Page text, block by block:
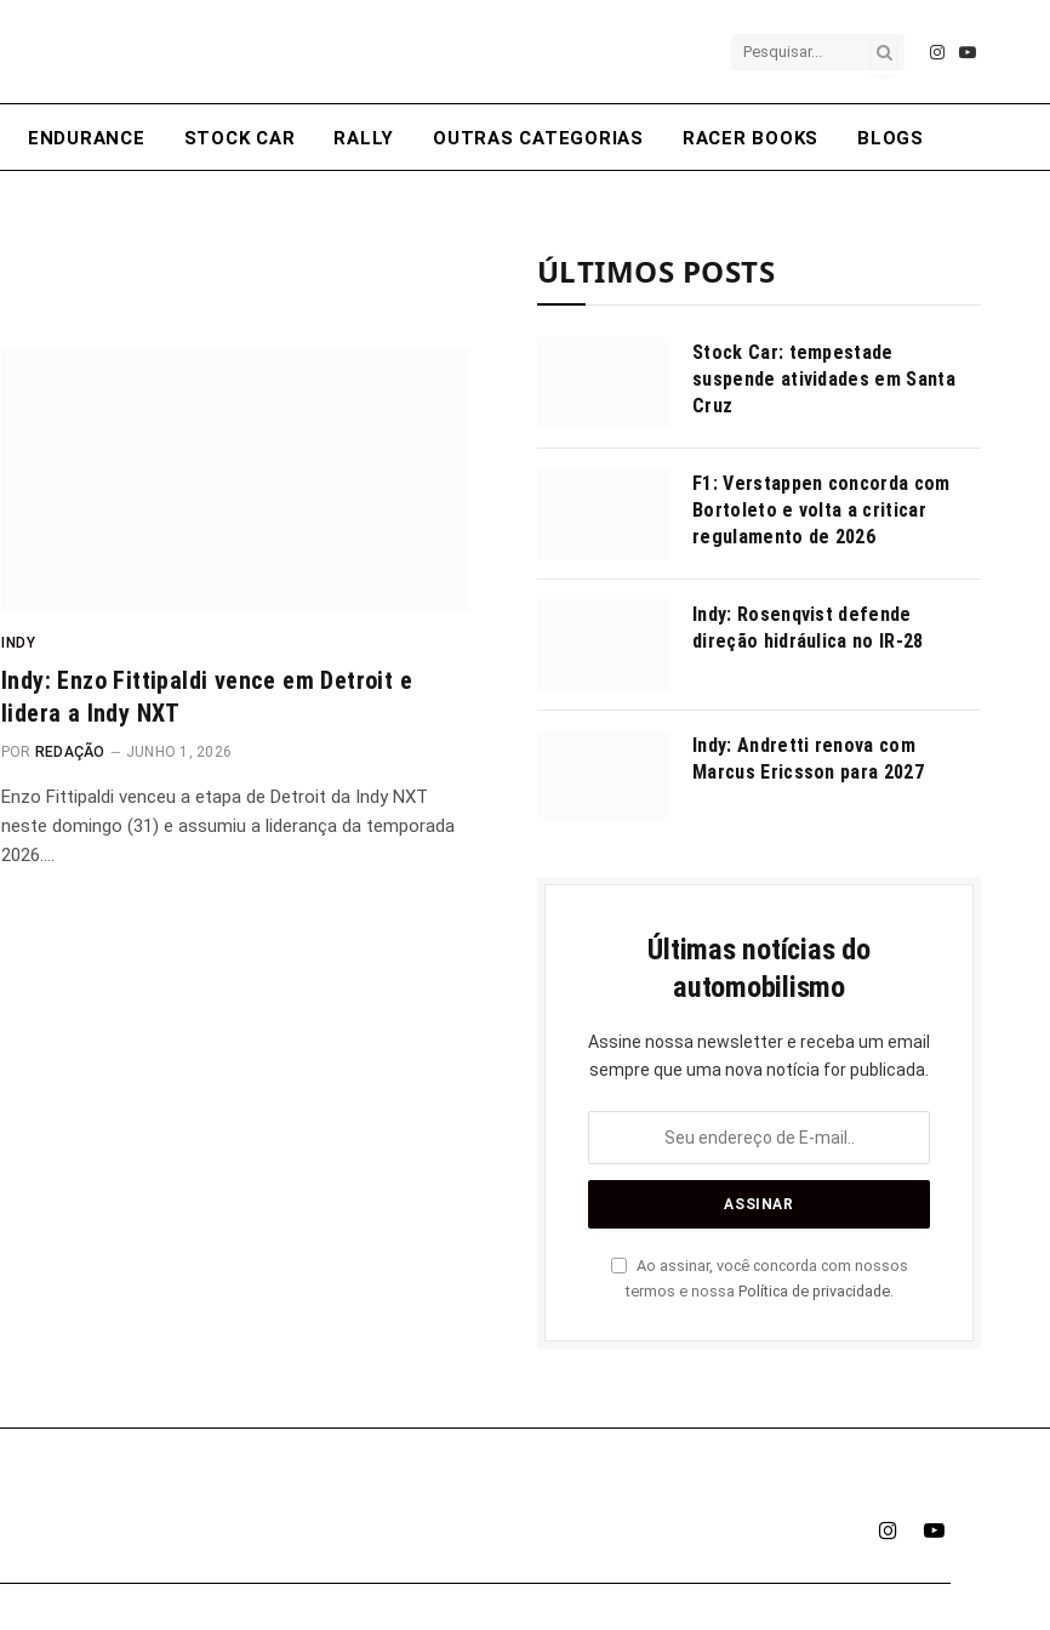
Instagram
YouTube
ENDURANCE STOCK CAR RALLY OUTRAS CATEGORIAS RACER BOOKS BLOGS
INDY
Indy: Enzo Fittipaldi vence em Detroit e
lidera a Indy NXT
POR REDAÇÃO JUNHO 1, 2026
Enzo Fittipaldi venceu a etapa de Detroit da Indy NXT
neste domingo (31) e assumiu a liderança da temporada
2026.…
ÚLTIMOS POSTS
Stock Car: tempestade
suspende atividades em Santa
Cruz
F1: Verstappen concorda com
Bortoleto e volta a criticar
regulamento de 2026
Indy: Rosenqvist defende
direção hidráulica no IR-28
Indy: Andretti renova com
Marcus Ericsson para 2027
Últimas notícias do
automobilismo
Assine nossa newsletter e receba um email
sempre que uma nova notícia for publicada.
Ao assinar, você concorda com nossos
termos e nossa Política de privacidade.
InstagramYouTube